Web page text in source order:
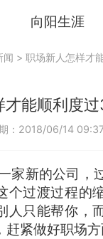
向阳生涯
闻 >职场新人怎样才
能顺利度
：2018/06/14
家新的公司，
个过渡过程的
人只能帮你，
紧做好职场方